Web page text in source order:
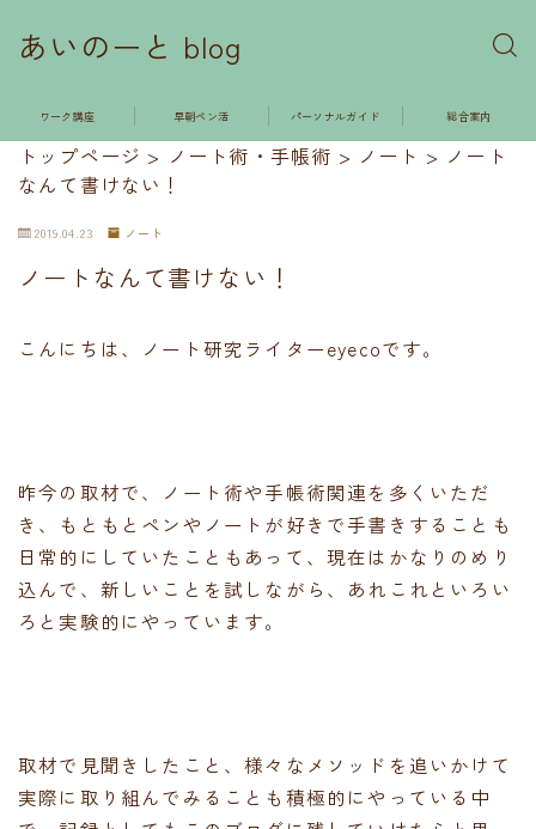
あいのーと blog
ワーク講座 早朝ペン活 パーソナルガイド 総合案内
トップページ > ノート術・手帳術 > ノート > ノート
なんて書けない！
2019.04.23 ノート
ノートなんて書けない！
こんにちは、ノート研究ライターeyecoです。
昨今の取材で、ノート術や手帳術関連を多くいただ
き、もともとペンやノートが好きで手書きすることも
日常的にしていたこともあって、現在はかなりのめり
込んで、新しいことを試しながら、あれこれといろい
ろと実験的にやっています。
取材で見聞きしたこと、様々なメソッドを追いかけて
実際に取り組んでみることも積極的にやっている中